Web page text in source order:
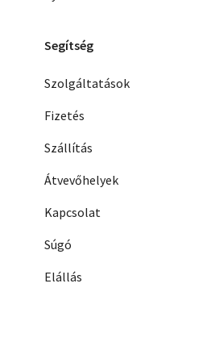
Segítség
Szolgáltatások
Fizetés
Szállítás
Átvevőhelyek
Kapcsolat
Súgó
Elállás